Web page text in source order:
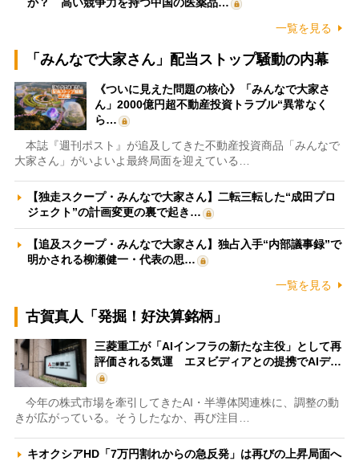
一覧を見る
「みんなで大家さん」配当ストップ騒動の内幕
《ついに見えた問題の核心》「みんなで大家さ
ん」2000億円超不動産投資トラブル“異常なく
ら…
本誌『週刊ポスト』が追及してきた不動産投資商品「みんなで
大家さん」がいよいよ最終局面を迎えている…
【独走スクープ・みんなで大家さん】二転三転した“成田プロ
ジェクト”の計画変更の裏で起き…
【追及スクープ・みんなで大家さん】独占入手“内部議事録”で
明かされる柳瀬健一・代表の思…
一覧を見る
古賀真人「発掘！好決算銘柄」
三菱重工が「AIインフラの新たな主役」として再
評価される気運 エヌビディアとの提携でAIデ…
今年の株式市場を牽引してきたAI・半導体関連株に、調整の動
きが広がっている。そうしたなか、再び注目…
キオクシアHD「7万円割れからの急反発」は再びの上昇局面へ